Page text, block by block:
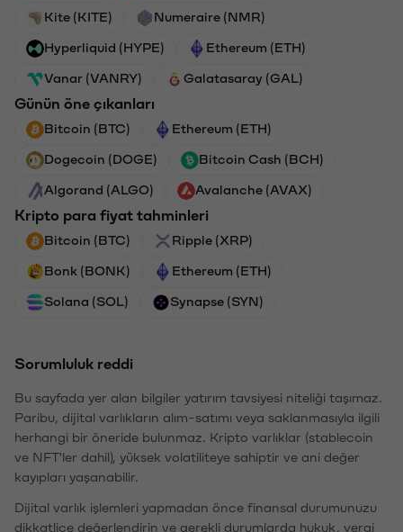
Kite (KITE) Numeraire (NMR)
Hyperliquid (HYPE) Ethereum (ETH)
Vanar (VANRY) Galatasaray (GAL)
Günün öne çıkanları
Bitcoin (BTC) Ethereum (ETH)
Dogecoin (DOGE) Bitcoin Cash (BCH)
Algorand (ALGO) Avalanche (AVAX)
Kripto para fiyat tahminleri
Bitcoin (BTC) Ripple (XRP)
Bonk (BONK) Ethereum (ETH)
Solana (SOL) Synapse (SYN)
Sorumluluk reddi
Bu sayfada yer alan bilgiler yatırım tavsiyesi niteliği taşımaz.
Paribu, dijital varlıkların alım-satımı veya saklanmasıyla ilgili
herhangi bir öneride bulunmaz. Kripto varlıklar (stablecoin
ve NFT'ler dahil), yüksek volatiliteye sahiptir ve ani değer
kayıpları yaşanabilir.
Dijital varlık işlemleri yapmadan önce finansal durumunuzu
dikkatlice değerlendirin ve gerekli durumlarda hukuk, vergi